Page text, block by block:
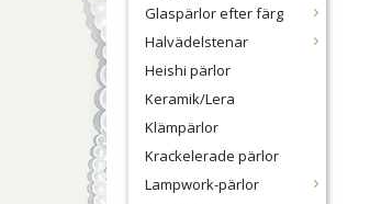
Glaspärlor efter färg
Halvädelstenar
Heishi pärlor
Keramik/Lera
Klämpärlor
Krackelerade pärlor
Lampwork-pärlor